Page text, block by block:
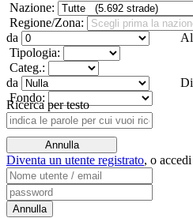
Nazione:
Regione/Zona:
da
Tipologia:
Categ.:
da
Fondo:
Ricerca per testo
Diventa un utente registrato, o